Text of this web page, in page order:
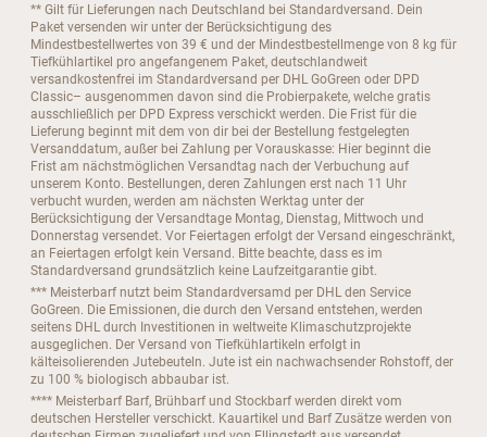
** Gilt für Lieferungen nach Deutschland bei Standardversand. Dein
Paket versenden wir unter der Berücksichtigung des
Mindestbestellwertes von 39 € und der Mindestbestellmenge von 8 kg für
Tiefkühlartikel pro angefangenem Paket, deutschlandweit
versandkostenfrei im Standardversand per DHL GoGreen oder DPD
Classic– ausgenommen davon sind die Probierpakete, welche gratis
ausschließlich per DPD Express verschickt werden. Die Frist für die
Lieferung beginnt mit dem von dir bei der Bestellung festgelegten
Versanddatum, außer bei Zahlung per Vorauskasse: Hier beginnt die
Frist am nächstmöglichen Versandtag nach der Verbuchung auf
unserem Konto. Bestellungen, deren Zahlungen erst nach 11 Uhr
verbucht wurden, werden am nächsten Werktag unter der
Berücksichtigung der Versandtage Montag, Dienstag, Mittwoch und
Donnerstag versendet. Vor Feiertagen erfolgt der Versand eingeschränkt,
an Feiertagen erfolgt kein Versand. Bitte beachte, dass es im
Standardversand grundsätzlich keine Laufzeitgarantie gibt.
*** Meisterbarf nutzt beim Standardversamd per DHL den Service
GoGreen. Die Emissionen, die durch den Versand entstehen, werden
seitens DHL durch Investitionen in weltweite Klimaschutzprojekte
ausgeglichen. Der Versand von Tiefkühlartikeln erfolgt in
kälteisolierenden Jutebeuteln. Jute ist ein nachwachsender Rohstoff, der
zu 100 % biologisch abbaubar ist.
**** Meisterbarf Barf, Brühbarf und Stockbarf werden direkt vom
deutschen Hersteller verschickt. Kauartikel und Barf Zusätze werden von